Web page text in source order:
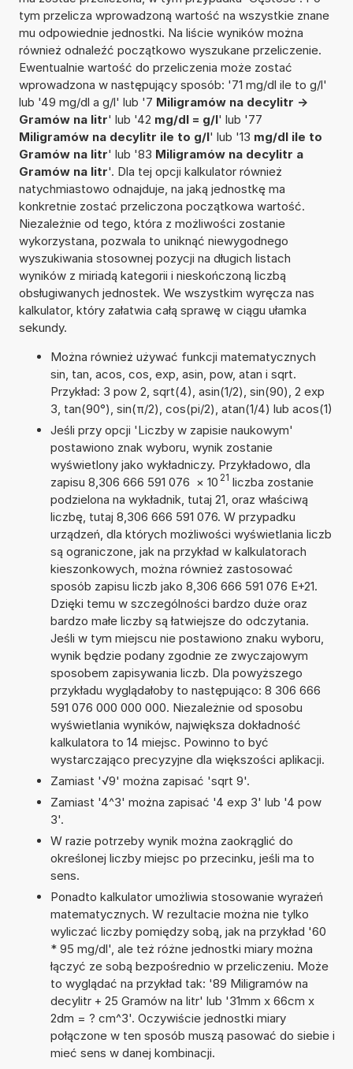
tym przelicza wprowadzoną wartość na wszystkie znane
mu odpowiednie jednostki. Na liście wyników można
również odnaleźć początkowo wyszukane przeliczenie.
Ewentualnie wartość do przeliczenia może zostać
wprowadzona w następujący sposób: '71 mg/dl ile to g/l'
lub '49 mg/dl a g/l' lub '7 Miligramów na decylitr ->
Gramów na litr' lub '42 mg/dl = g/l' lub '77
Miligramów na decylitr ile to g/l' lub '13 mg/dl ile to
Gramów na litr' lub '83 Miligramów na decylitr a
Gramów na litr'. Dla tej opcji kalkulator również
natychmiastowo odnajduje, na jaką jednostkę ma
konkretnie zostać przeliczona początkowa wartość.
Niezależnie od tego, która z możliwości zostanie
wykorzystana, pozwala to uniknąć niewygodnego
wyszukiwania stosownej pozycji na długich listach
wyników z miriadą kategorii i nieskończoną liczbą
obsługiwanych jednostek. We wszystkim wyręcza nas
kalkulator, który załatwia całą sprawę w ciągu ułamka
sekundy.
Można również używać funkcji matematycznych
sin, tan, acos, cos, exp, asin, pow, atan i sqrt.
Przykład: 3 pow 2, sqrt(4), asin(1/2), sin(90), 2 exp
3, tan(90°), sin(π/2), cos(pi/2), atan(1/4) lub acos(1)
Jeśli przy opcji 'Liczby w zapisie naukowym'
postawiono znak wyboru, wynik zostanie
wyświetlony jako wykładniczy. Przykładowo, dla
zapisu 8,306 666 591 076 × 10 21 liczba zostanie
podzielona na wykładnik, tutaj 21, oraz właściwą
liczbę, tutaj 8,306 666 591 076. W przypadku
urządzeń, dla których możliwości wyświetlania liczb
są ograniczone, jak na przykład w kalkulatorach
kieszonkowych, można również zastosować
sposób zapisu liczb jako 8,306 666 591 076 E+21.
Dzięki temu w szczególności bardzo duże oraz
bardzo małe liczby są łatwiejsze do odczytania.
Jeśli w tym miejscu nie postawiono znaku wyboru,
wynik będzie podany zgodnie ze zwyczajowym
sposobem zapisywania liczb. Dla powyższego
przykładu wyglądałoby to następująco: 8 306 666
591 076 000 000 000. Niezależnie od sposobu
wyświetlania wyników, największa dokładność
kalkulatora to 14 miejsc. Powinno to być
wystarczająco precyzyjne dla większości aplikacji.
Zamiast '√9' można zapisać 'sqrt 9'.
Zamiast '4^3' można zapisać '4 exp 3' lub '4 pow
3'.
W razie potrzeby wynik można zaokrąglić do
określonej liczby miejsc po przecinku, jeśli ma to
sens.
Ponadto kalkulator umożliwia stosowanie wyrażeń
matematycznych. W rezultacie można nie tylko
wyliczać liczby pomiędzy sobą, jak na przykład '60
* 95 mg/dl', ale też różne jednostki miary można
łączyć ze sobą bezpośrednio w przeliczeniu. Może
to wyglądać na przykład tak: '89 Miligramów na
decylitr + 25 Gramów na litr' lub '31mm x 66cm x
2dm = ? cm^3'. Oczywiście jednostki miary
połączone w ten sposób muszą pasować do siebie i
mieć sens w danej kombinacji.